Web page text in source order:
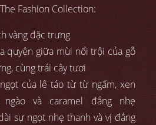
Fashion Collection:
vàng đặc trưng
quyện giữa mùi nổi trội của gỗ
cùng trái cây tươi
của lê táo từ từ ngấm, xen
và caramel đắng nhẹ
sự ngọt nhẹ thanh và vị đắng